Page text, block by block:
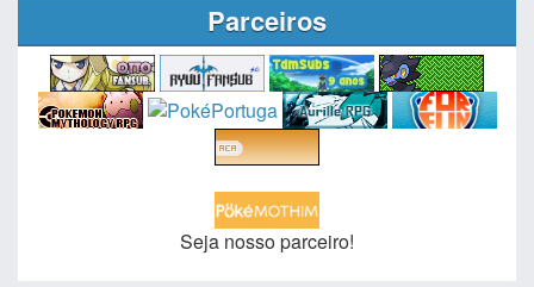
Parceiros
Seja nosso parceiro!